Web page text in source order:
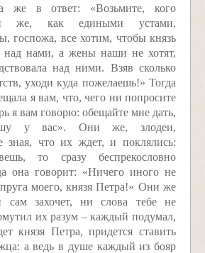
же в ответ: «Возьмите, кого
же, как едиными устами,
госпожа, все хотим, чтобы князь
над нами, а жены наши не хотят,
над ними. Взяв сколько
уходи куда пожелаешь!» Тогда
я вам, что, чего ни попросите
я вам говорю: обещайте мне дать,
у вас». Они же, злодеи,
зная, что их ждет, и поклялись:
то сразу беспрекословно
она говорит: «Ничего иного не
моего, князя Петра!» Они же
сам захочет, ни слова тебе не
их разум – каждый подумал,
князя Петра, придется ставить
а ведь в душе каждый из бояр